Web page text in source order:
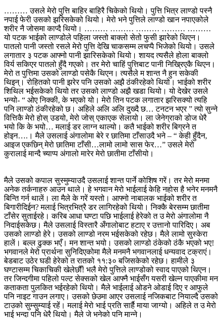
……… उसले मेरो पुत्ति बाहिर बाहिरै चिकेको थियो। पुत्ति भित्र लाण्डो पस्नै
नपाई फेरी उसको झरिसकेको थियो। मेरो भने पुत्तिले लाण्डो खान नपाएकोले
शरीर नै जोसमा काप्दै थियो। ……… ……… ……… ……… ………
यो पटक भाईको लाण्डोले पहिला जस्तो बाक्लो सेतो फुसी झारेको थिएन।
पातलो पानी जस्तो रसले मेरो पुत्ति देखि चाकसम्म लचप्पै भिजेको थियो। उसले
लगातार ३ पटक आफ्नो पानी झारिसकेको थियो। शायद त्यसैले होला बाक्लो
विर्य सकिएर पातलो हुँदै गएको। तर मेरो चाहिं पुत्तिबाट पानी निख्रिएकै थिएन।
मेरो त पुत्तिमा उसको लाण्डो पसेकै थिएन। त्यसैले म शान्त नै हुन सकेकी
थिइन्। रोहितको पानी झरेर पनि उसको अझै ठंकीरहेको थियो। भाईको शरीर
शिथिल भईसकेको थियो तर उसको लाण्डो अझै खडा थियो। यो देखेर उसले
भन्यो- “ ओए निक्की, के भएको यो। मेरो तिन पटक लगातार झरिसक्यो त्यहि
पनि लाण्डो ठंकीरहेको छ। अहिले अलि अलि दुख्दै छ… टनटन भएर ” त्यो सुन्ने
वित्तिकै मेरो होस् उडयो, मेरो जोस् एकाएक सेलायो। ला जेनेग्राको डोज धेरै
भयो कि के भयो… मलाई डर लाग्न थाल्यो। कतै भाईको शरीर बिग्रने त
होइन….। मैले उसलाई अंगालोमा बेरे र छातिमा टाँसाउदै भने – “ केही हुँदैन,
आइज एकछिन् मेरो छातिमा टाँसी…लामो लामो सास फेर…” उसले मेरो
कुरालाई मान्दै च्याप्प अंगालो मारेर मेरो छातीमा टाँसीयो।
मैले उसको कपाल सुस्मुम्याउदै उसलाई शान्त पार्ने कोशिष गरें। तर मेरो मनमा
अनेक तर्कनाहरु आउन थाले। हे भगवान मेरो भाईलाई केहि नहोस है भनेर मनमनै
बिन्ति गर्न थालें। ला मैले के गरें यस्तो। आफ्नो नाबालक भाईको शरीर त
बिगारीदिईन? मलाई भित्रभित्रै डर लागिरहेको थियो। निक्कै बेरसम्म छातीमा
टाँसेर सुताईरहे। करिब आधा घण्टा पछि भाईलाई हेरेको त उ मेरो अंगालोमा नै
निदाईसकेछ। मैले उसलाई विस्तारै अँगालोबाट हटाए र उत्तानो पारिदिए। अब
उसको लाण्डो हेरे। उसको लाण्डो नरम भईसकेको रहेछ। मैले लामो सुस्केरा
हालें। बल्ल ढुक्क भएँ। मन शान्त भयो। उसको लाण्डो ठंकेको ठंकै भएको भए!
भगवानले मेरो प्रार्थना सुनिदिएकोमा मैले मनमनै भगवानलाई धन्यवाद टक्राएं।
बेडबाट उठेर घडी हेरेको त रातको ११:३० बजिसकेको रहेछ। हामीले ३
घण्टासम्म चिकाचिकी खेलेछौँ! भलै मेरो पुत्तिले लाण्डोको स्वाद पाएको थिएन।
तर जिन्दगीमा पहिलो पल्ट सेक्सको खेल आफ्नै भाईसँग यसरी खेल्न पाएकीमा मन
कताकता पुलकित भईरहेको थियो। मैले भाईलाई ओडने ओडाई दिए र आफुले
पनि नाइट गाउन लगाए। उसको छेउमा आएर उसलाई नजिकबाट नियाल्दै उसको
टाउको सुम्सुम्याई रहें। मलाई मेरो भाई प्रति सार्है माया जाग्यो। अहिले त उ मेरो
भाई भन्दा पनि धेरै थियो। मैले जे भनेको पनि मान्ने।